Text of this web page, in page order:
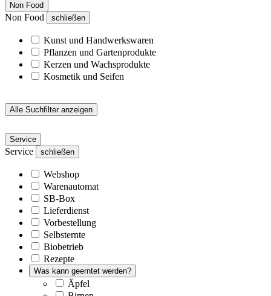
Non Food
Non Food schließen
Kunst und Handwerkswaren
Pflanzen und Gartenprodukte
Kerzen und Wachsprodukte
Kosmetik und Seifen
Alle Suchfilter anzeigen
Service
Service schließen
Webshop
Warenautomat
SB-Box
Lieferdienst
Vorbestellung
Selbsternte
Biobetrieb
Rezepte
Was kann geerntet werden?
Äpfel